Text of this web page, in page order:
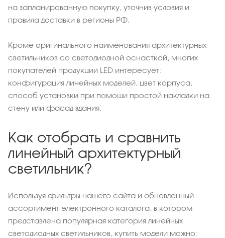
на запланированную покупку, уточнив условия и
правила доставки в регионы РФ.
Кроме оригинального наименования архитектурных
светильников со светодиодной оснасткой, многих
покупателей продукции LED интересует:
конфигурация линейных моделей, цвет корпуса,
способ установки при помощи простой накладки на
стену или фасад здания.
Как отобрать и сравнить
линейный архитектурный
светильник?
Используя фильтры нашего сайта и обновленный
ассортимент электронного каталога, в котором
представлена популярная категория линейных
светодиодных светильников, купить модели можно: